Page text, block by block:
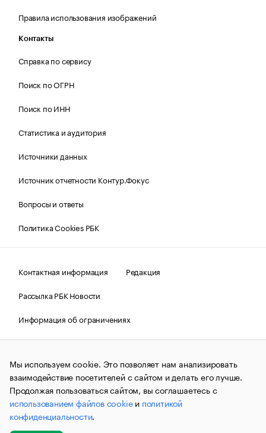
Правила использования изображений
Контакты
Справка по сервису
Поиск по ОГРН
Поиск по ИНН
Статистика и аудитория
Источники данных
Источник отчетности Контур.Фокус
Вопросы и ответы
Политика Cookies РБК
Контактная информация
Редакция
Рассылка РБК Новости
Информация об ограничениях
Правовая информация
О соблюдении авторских прав
© АО «РОСБИЗНЕСКОНСАЛТИНГ»,1995–2026.Сообщения
и материалы информационного агентства «РБК»
(зарегистрировано Федеральной службой по надзору в сфере
связи, информационных технологий и массовых
коммуникаций (Роскомнадзор) 09.12.2015 за номером ИА
№ФС77-63848) сопровождаются пометкой «РБК». Отдельные
публикации могут содержать информацию,
Мы используем cookie. Это позволяет нам анализировать
взаимодействие посетителей с сайтом и делать его лучше.
Продолжая пользоваться сайтом, вы соглашаетесь с
использованием файлов cookieи политикой
конфиденциальности.